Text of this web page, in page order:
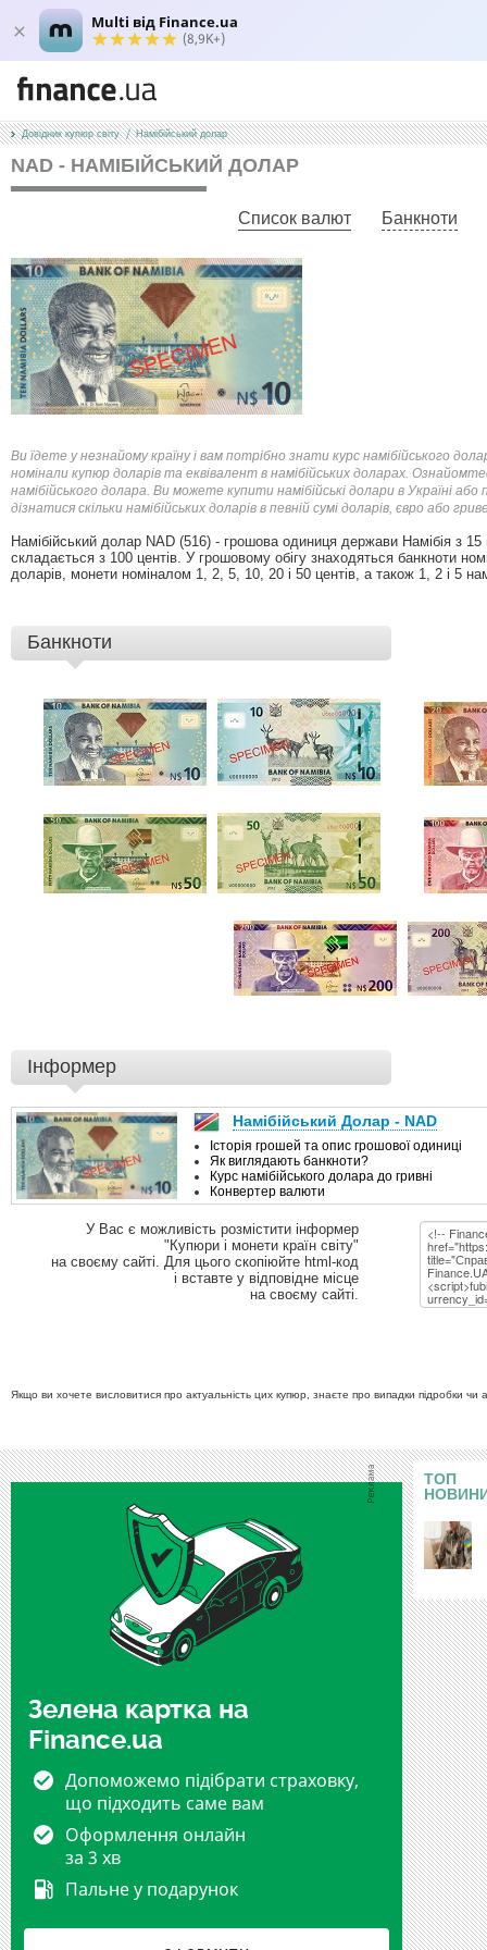
Multi від Finance.ua
(8,9K+)
Довідник купюр світу Намібійський долар
NAD - НАМІБІЙСЬКИЙ ДОЛАР
Список валют Банкноти
Ви їдете у незнайому країну і вам потрібно знати курс намібійського
номінали купюр доларів та еквівалент в намібійських доларах.
намібійського долара. Ви можете купити намібійські долари в Україні
дізнатися скільки намібійських доларів в певній сумі доларів, євро або
Намібійський долар NAD (516) - грошова одиниця держави Намібія з
складається з 100 центів. У грошовому обігу знаходяться банкноти
доларів, монети номіналом 1, 2, 5, 10, 20 і 50 центів, а також 1, 2 і 5
Банкноти
Інформер
У Вас є можливість розмістити інформер
"Купюри і монети країн світу"
на своєму сайті. Для цього скопіюйте html-код
і вставте у відповідне місце
на своєму сайті.
Якщо ви хочете висловитися про актуальність цих купюр, знаєте про випадки підробки
Зелена картка на
Finance.ua
Допоможемо підібрати страховку,
що підходить саме вам
Оформлення онлайн
за 3 хв
Пальне у подарунок
ТОП